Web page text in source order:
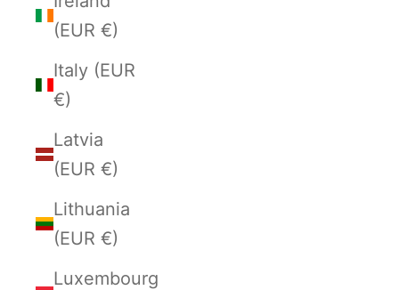
(EUR €)
Italy (EUR
€)
Latvia
(EUR €)
Lithuania
(EUR €)
Luxembourg